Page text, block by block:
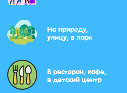
На природу,
улицу, в парк
В ресторан, кафе,
в детский центр